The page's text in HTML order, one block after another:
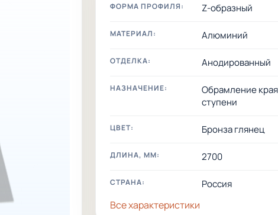
ФОРМА ПРОФИЛЯ: Z-образный
МАТЕРИАЛ: Алюминий
ОТДЕЛКА: Анодированный
НАЗНАЧЕНИЕ:
Обрамление края
ступени
ЦВЕТ: Бронза глянец
ДЛИНА, ММ: 2700
СТРАНА: Россия
Все характеристики